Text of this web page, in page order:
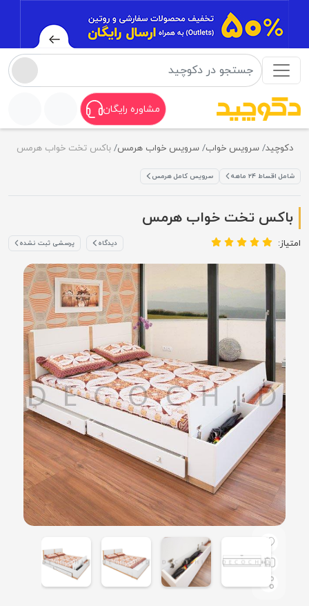
مشاوره رایگان
دکوچید سرویس خواب سرویس خواب هرمس باکس تخت خواب هرمس
شامل اقساط ۲۴ ماهه سرویس کامل هرمس
باکس تخت خواب هرمس
امتیاز: دیدگاه پرسشی ثبت نشده